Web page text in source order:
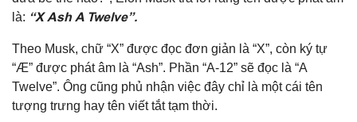
là: “X Ash A Twelve”.
Theo Musk, chữ “X” được đọc đơn giản là “X”, còn ký tự
“Æ” được phát âm là “Ash”. Phần “A-12” sẽ đọc là “A
Twelve”. Ông cũng phủ nhận việc đây chỉ là một cái tên
tượng trưng hay tên viết tắt tạm thời.